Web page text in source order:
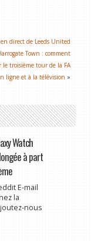
direct de Leeds United
Town : comment
le troisième tour de la FA
ligne et à la télévision »
Watch
à part
E-mail
la
nous